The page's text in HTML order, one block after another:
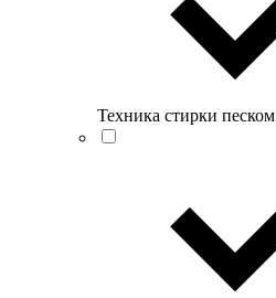
Техника стирки песком